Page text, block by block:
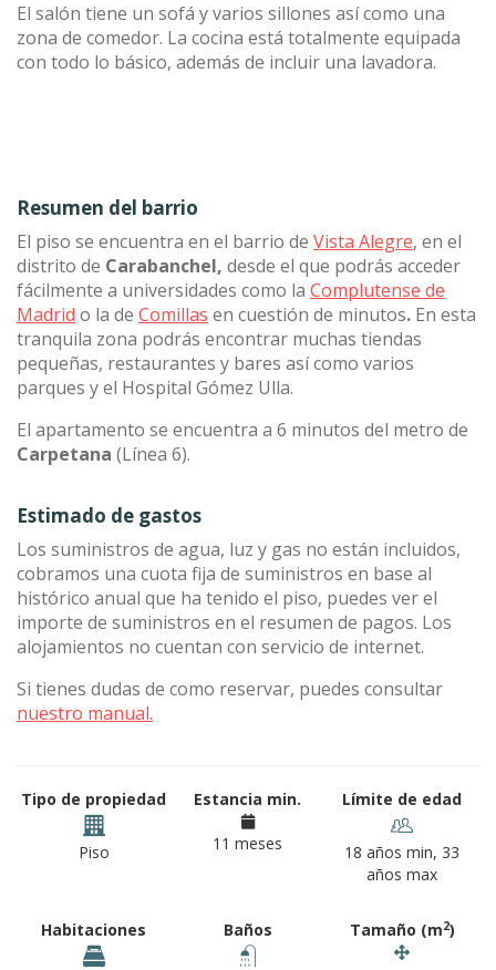
El salón tiene un sofá y varios sillones así como una
zona de comedor. La cocina está totalmente equipada
con todo lo básico, además de incluir una lavadora.
Resumen del barrio
El piso se encuentra en el barrio de Vista Alegre, en el
distrito de Carabanchel, desde el que podrás acceder
fácilmente a universidades como la Complutense de
Madrid o la de Comillas en cuestión de minutos. En esta
tranquila zona podrás encontrar muchas tiendas
pequeñas, restaurantes y bares así como varios
parques y el Hospital Gómez Ulla.
El apartamento se encuentra a 6 minutos del metro de
Carpetana (Línea 6).
Estimado de gastos
Los suministros de agua, luz y gas no están incluidos,
cobramos una cuota fija de suministros en base al
histórico anual que ha tenido el piso, puedes ver el
importe de suministros en el resumen de pagos. Los
alojamientos no cuentan con servicio de internet.
Si tienes dudas de como reservar, puedes consultar
nuestro manual.
Tipo de propiedad
Piso
Estancia min.
11 meses
Límite de edad
18 años min, 33
años max
Habitaciones Baños Tamaño (m2)